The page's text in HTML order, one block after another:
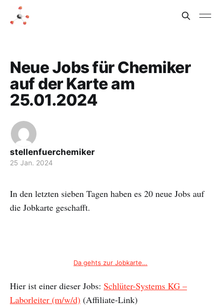
Neue Jobs für Chemiker
auf der Karte am
25.01.2024
stellenfuerchemiker
25 Jan. 2024
In den letzten sieben Tagen haben es 20 neue Jobs auf
die Jobkarte geschafft.
Da gehts zur Jobkarte…
Hier ist einer dieser Jobs: Schlüter-Systems KG –
Laborleiter (m/w/d) (Affiliate-Link)